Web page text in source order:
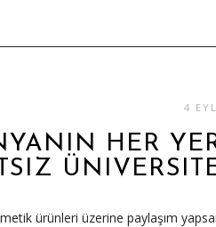
4
HER
ürünleri üzerine paylaşım